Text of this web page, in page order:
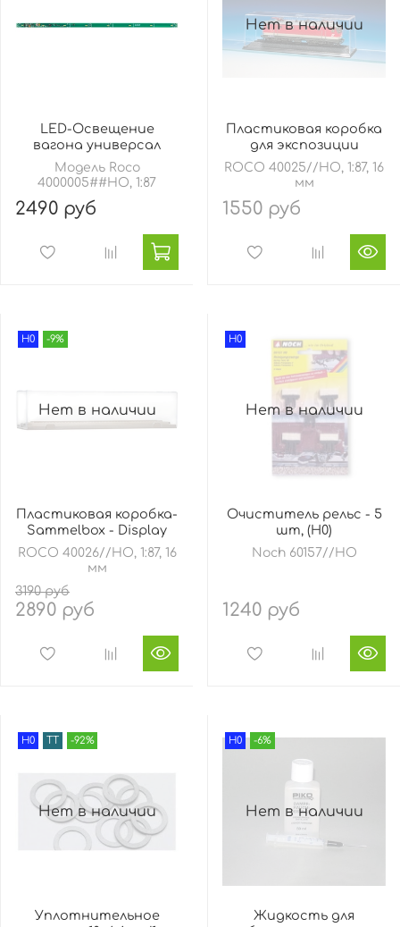
LED-Освещение
вагона универсал
Модель Roco
4000005##HO, 1:87
2490 руб
Нет в наличии
Пластиковая коробка
для экспозиции
ROCO 40025//HO, 1:87, 16
мм
1550 руб
Нет в наличии
H0 -9%
Пластиковая коробка-
Sammelbox - Display
ROCO 40026//HO, 1:87, 16
мм
3190 руб
2890 руб
Нет в наличии
H0
Очиститель рельс - 5
шт, (H0)
Noch 60157//HO
1240 руб
Нет в наличии
H0 TT -92%
Уплотнительное
Нет в наличии
H0 -6%
Жидкость для